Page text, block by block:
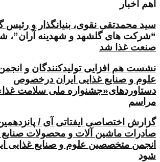
اهم اخبار
سید محمدتقی نقوی، بنیانگذار و رئیس
“شرکت های گلشهد و شهدینه
صنعت غذا شد
نشست هم افزایی تولیدکنندگان و
علوم و صنایع غذایی ایران درخصوص
دستاوردهای«جشنواره ملی سلامت
مراسم
گزارش اختصاصی ایفتاتی آی /
صادرات ماشین آلات و محصولات
انجمن متخصصین علوم و صنایع غذایی
شود